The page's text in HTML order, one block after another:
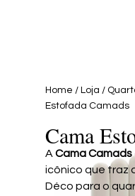
Home / Loja /
Estofada Camads
Cama
A Cama Camads
icônico que traz
Déco para o